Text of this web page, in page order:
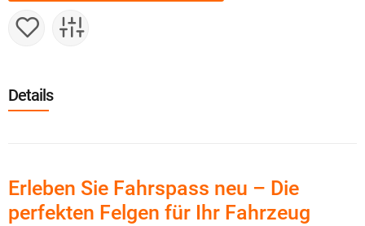
Details
Erleben Sie Fahrspass neu – Die
perfekten Felgen für Ihr Fahrzeug